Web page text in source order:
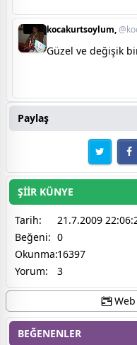
kocakurtsoylum,
Güzel ve değişik
Paylaş
ŞİİR KÜNYE
Tarih:
21.7.2009
Beğeni: 0
Okunma:16397
Yorum:
3
Web
BEĞENENLER